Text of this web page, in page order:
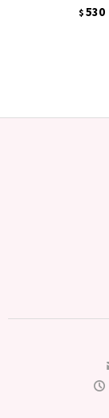
$ 530